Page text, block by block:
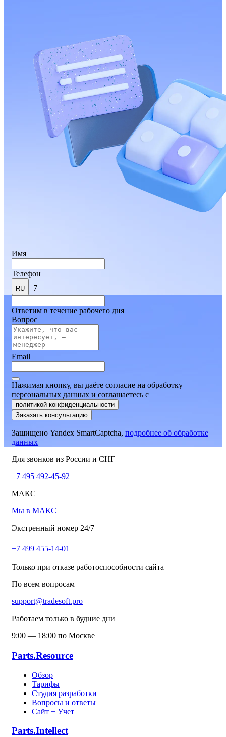
Имя
Телефон
RU +7
Ответим в течение рабочего дня
Вопрос
Email
Нажимая кнопку, вы даёте согласие на обработку
персональных данных и соглашаетесь c
политикой конфиденциальности
Заказать консультацию
Защищено Yandex SmartCaptcha, подробнее об обработке
данных
Для звонков из России и СНГ
+7 495 492-45-92
МАКС
Мы в МАКС
Экстренный номер 24/7
+7 499 455-14-01
Только при отказе работоспособности сайта
По всем вопросам
support@tradesoft.pro
Работаем только в будние дни
9:00 — 18:00 по Москве
Parts.Resource
Обзор
Тарифы
Студия разработки
Вопросы и ответы
Сайт + Учет
Parts.Intellect